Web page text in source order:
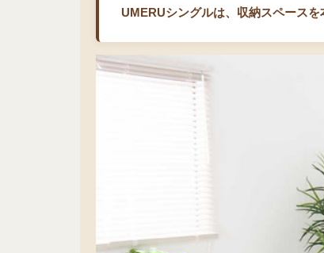
UMERUシングルは、収納スペース